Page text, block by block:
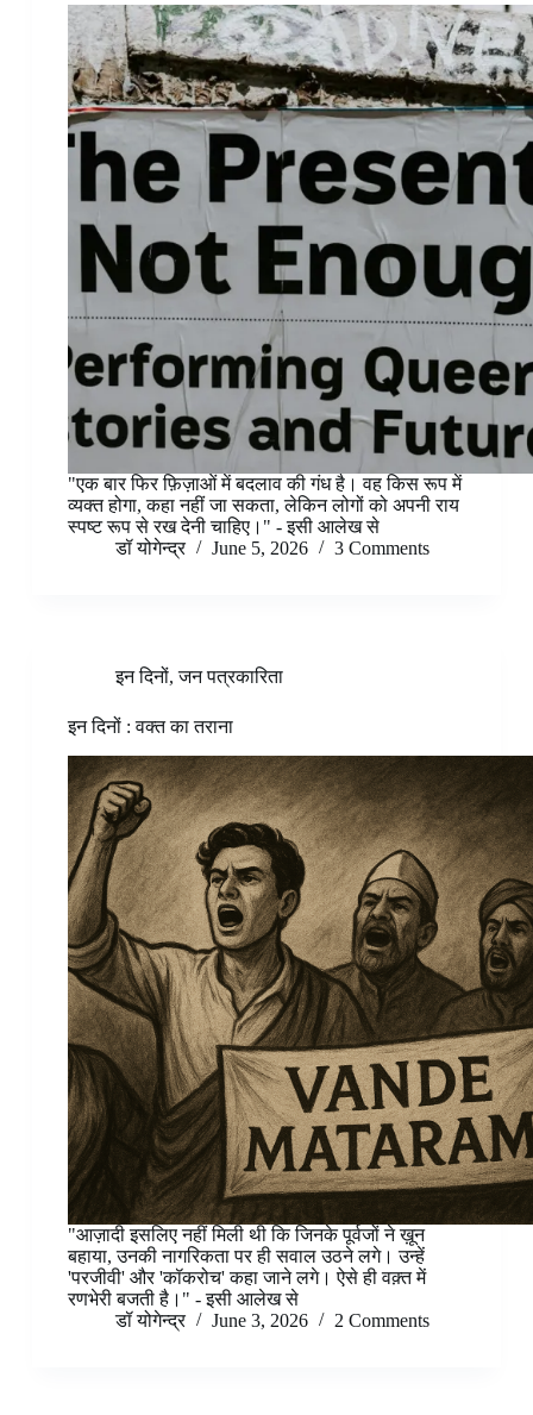
"एक बार फिर फ़िज़ाओं में बदलाव की गंध है। वह किस रूप में
व्यक्त होगा, कहा नहीं जा सकता, लेकिन लोगों को अपनी राय
स्पष्ट रूप से रख देनी चाहिए।" - इसी आलेख से
डॉ योगेन्द्र
June 5, 2026 3 Comments
इन दिनों,जन पत्रकारिता
इन दिनों : वक्त का तराना
"आज़ादी इसलिए नहीं मिली थी कि जिनके पूर्वजों ने ख़ून
बहाया, उनकी नागरिकता पर ही सवाल उठने लगे। उन्हें
'परजीवी' और 'कॉकरोच' कहा जाने लगे। ऐसे ही वक़्त में
रणभेरी बजती है।" - इसी आलेख से
डॉ योगेन्द्र
June 3, 2026 2 Comments